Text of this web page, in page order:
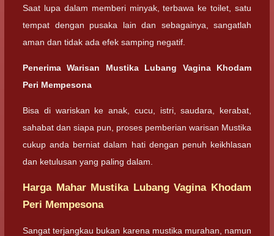
Saat lupa dalam memberi minyak, terbawa ke toilet, satu
tempat dengan pusaka lain dan sebagainya, sangatlah
aman dan tidak ada efek samping negatif.
Penerima Warisan Mustika Lubang Vagina Khodam
Peri Mempesona
Bisa di wariskan ke anak, cucu, istri, saudara, kerabat,
sahabat dan siapa pun, proses pemberian warisan Mustika
cukup anda berniat dalam hati dengan penuh keikhlasan
dan ketulusan yang paling dalam.
Harga Mahar Mustika Lubang Vagina Khodam
Peri Mempesona
Sangat terjangkau bukan karena mustika murahan, namun